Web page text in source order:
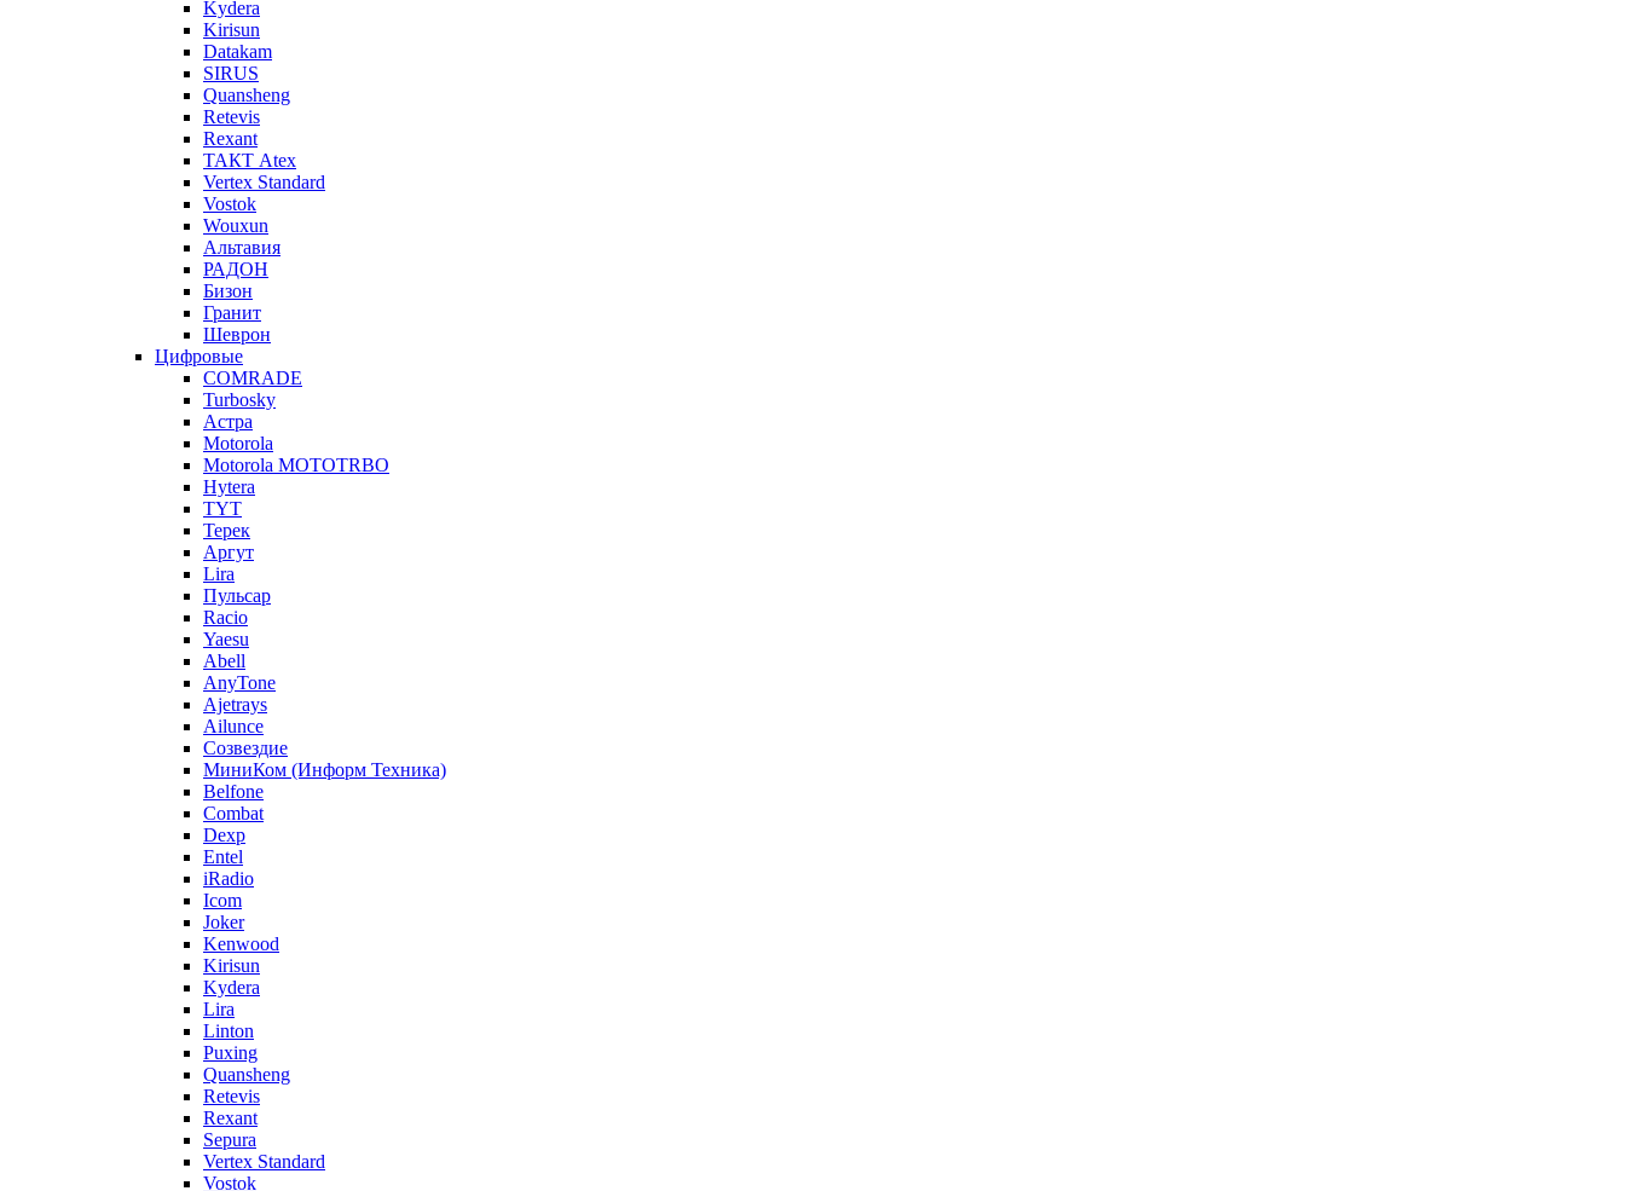
Kydera
Kirisun
Datakam
SIRUS
Quansheng
Retevis
Rexant
ТАКТ Atex
Vertex Standard
Vostok
Wouxun
Альтавия
РАДОН
Бизон
Гранит
Шеврон
Цифровые
COMRADE
Turbosky
Астра
Motorola
Motorola MOTOTRBO
Hytera
TYT
Терек
Аргут
Lira
Пульсар
Racio
Yaesu
Abell
AnyTone
Ajetrays
Ailunce
Созвездие
МиниКом (Информ Техника)
Belfone
Combat
Dexp
Entel
iRadio
Icom
Joker
Kenwood
Kirisun
Kydera
Lira
Linton
Puxing
Quansheng
Retevis
Rexant
Sepura
Vertex Standard
Vostok